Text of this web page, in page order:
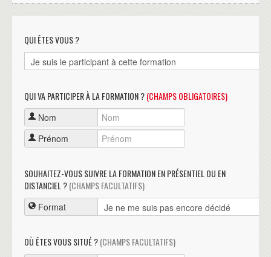
QUI ÊTES VOUS ?
QUI VA PARTICIPER À LA FORMATION ?(CHAMPS OBLIGATOIRES)
Nom
Prénom
SOUHAITEZ-VOUS SUIVRE LA FORMATION EN PRÉSENTIEL OU EN
DISTANCIEL ?(CHAMPS FACULTATIFS)
Format
OÙ ÊTES VOUS SITUÉ ?(CHAMPS FACULTATIFS)